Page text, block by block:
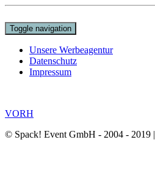
Toggle navigation
Unsere Werbeagentur
Datenschutz
Impressum
VORH
© Spack! Event GmbH - 2004 - 2019 |